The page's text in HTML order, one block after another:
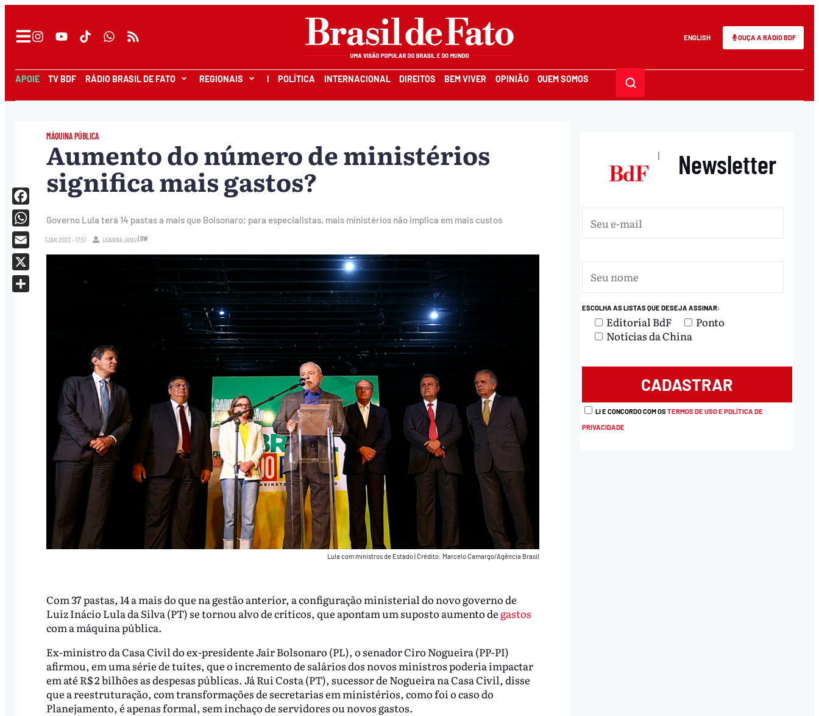
ENGLISH OUÇA A RÁDIO BDF
APOIE TV BDF RÁDIO BRASIL DE FATO REGIONAIS I POLÍTICA INTERNACIONAL DIREITOS BEM VIVER OPINIÃO QUEM SOMOS
MÁQUINA PÚBLICA
Aumento do número de ministérios
significa mais gastos?
Governo Lula terá 14 pastas a mais que Bolsonaro; para especialistas, mais ministérios não implica em mais custos
7.JAN.2023 - 17:51 LAIANNA JANU| DW
Lula com ministros de Estado Crédito: Marcelo Camargo/Agência Brasil
Com 37 pastas, 14 a mais do que na gestão anterior, a configuração ministerial do novo governo de
Luiz Inácio Lula da Silva (PT) se tornou alvo de críticos, que apontam um suposto aumento degastos
com a máquina pública.
Ex-ministro da Casa Civil do ex-presidente Jair Bolsonaro (PL), o senador Ciro Nogueira (PP-PI)
afirmou, em uma série de tuítes, que o incremento de salários dos novos ministros poderia impactar
em até R$ 2 bilhões as despesas públicas. Já Rui Costa (PT), sucessor de Nogueira na Casa Civil, disse
que a reestruturação, com transformações de secretarias em ministérios, como foi o caso do
Planejamento, é apenas formal, sem inchaço de servidores ou novos gastos.
Facebook
WhatsApp
Email
X
| Newsletter
ESCOLHA AS LISTAS QUE DESEJA ASSINAR:
Editorial BdF
Ponto
Notícias da China
LI E CONCORDO COM OSTERMOS DE USO E POLÍTICA DE
PRIVACIDADE